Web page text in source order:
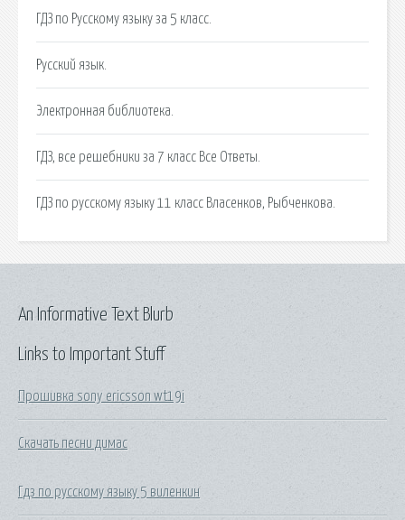
ГДЗ по Русскому языку за 5 класс.
Русский язык.
Электронная библиотека.
ГДЗ, все решебники за 7 класс Все Ответы.
ГДЗ по русскому языку 11 класс Власенков, Рыбченкова.
Links to Important Stuff
Прошивка sony ericsson wt19i
Скачать песни димас
Гдз по русскому языку 5 виленкин
An Informative Text Blurb